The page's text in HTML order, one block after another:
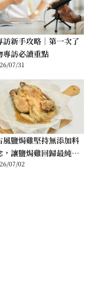
訪新手攻略｜第一次了
專訪必讀重點
07/31
風鹽焗雞堅持無添加料
，讓鹽焗雞回歸最純粹
07/02